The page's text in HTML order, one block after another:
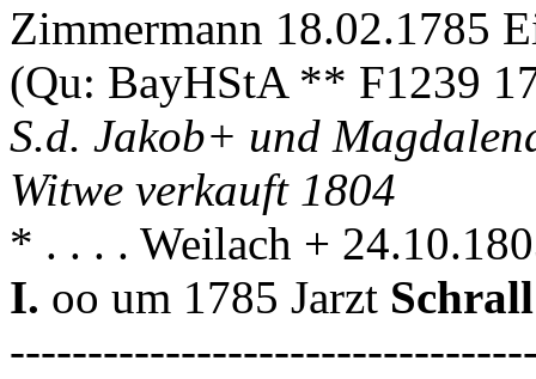
Zimmermann 18.02.1785
(Qu: BayHStA ** F1239
S.d. Jakob+ und
Witwe verkauft 1804
* . . . . Weilach +
I. oo um 1785 Jarzt